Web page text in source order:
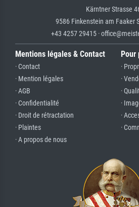
Kärntner Strasse
9586 Finkenstein am Faaker
+43 4257 29415 ·
Mentions légales & Contact
· Contact
· Mention légales
· AGB
· Confidentialité
· Droit de rétractation
· Plaintes
· A propos de nous
·
·
·
·
·
·